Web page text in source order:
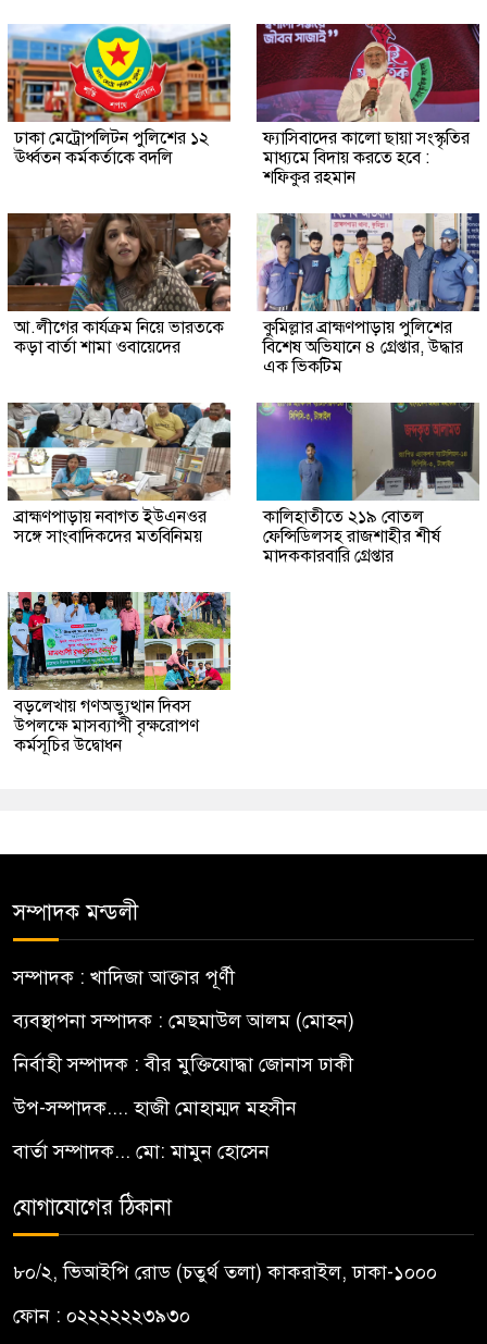
ঢাকা মেট্রোপলিটন পুলিশের ১২
ঊর্ধ্বতন কর্মকর্তাকে বদলি
ফ্যাসিবাদের কালো ছায়া সংস্কৃতির
মাধ্যমে বিদায় করতে হবে :
শফিকুর রহমান
আ.লীগের কার্যক্রম নিয়ে ভারতকে
কড়া বার্তা শামা ওবায়েদের
কুমিল্লার ব্রাহ্মণপাড়ায় পুলিশের
বিশেষ অভিযানে ৪ গ্রেপ্তার, উদ্ধার
এক ভিকটিম
ব্রাহ্মণপাড়ায় নবাগত ইউএনওর
সঙ্গে সাংবাদিকদের মতবিনিময়
কালিহাতীতে ২১৯ বোতল
ফেন্সিডিলসহ রাজশাহীর শীর্ষ
মাদককারবারি গ্রেপ্তার
বড়লেখায় গণঅভ্যুত্থান দিবস
উপলক্ষে মাসব্যাপী বৃক্ষরোপণ
কর্মসূচির উদ্বোধন
সম্পাদক মন্ডলী
সম্পাদক : খাদিজা আক্তার পূর্ণী
ব্যবস্থাপনা সম্পাদক : মেছমাউল আলম (মোহন)
নির্বাহী সম্পাদক : বীর মুক্তিযোদ্ধা জোনাস ঢাকী
উপ-সম্পাদক.... হাজী মোহাম্মদ মহসীন
বার্তা সম্পাদক... মো: মামুন হোসেন
যোগাযোগের ঠিকানা
৮০/২, ভিআইপি রোড (চতুর্থ তলা) কাকরাইল, ঢাকা-১০০০
ফোন : ০২২২২২২৩৯৩০